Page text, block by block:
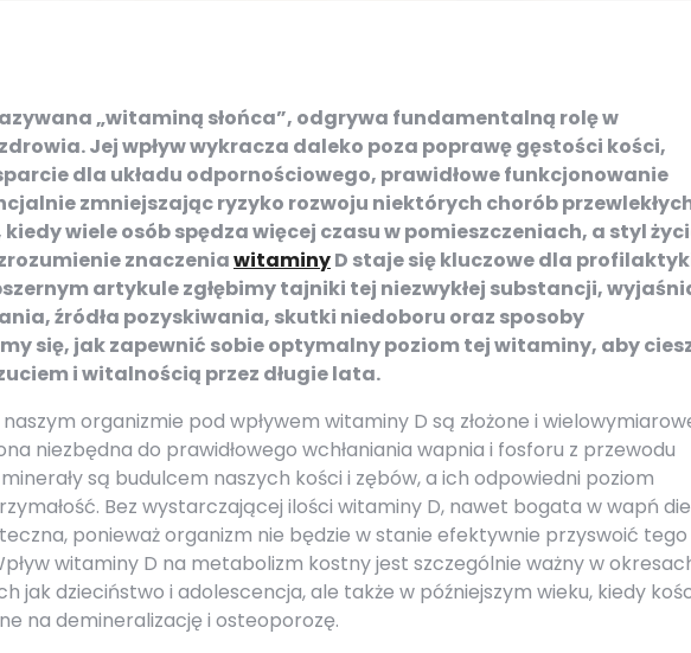
„witaminą słońca”, odgrywa fundamentalną rolę w
Jej wpływ wykracza daleko poza poprawę gęstości kości,
dla układu odpornościowego, prawidłowe funkcjonowanie
zmniejszając ryzyko rozwoju niektórych chorób
wiele osób spędza więcej czasu w pomieszczeniach, a styl
znaczeniawitaminyD staje się kluczowe dla
artykule zgłębimy tajniki tej niezwykłej substancji,
źródła pozyskiwania, skutki niedoboru oraz sposoby
się, jak zapewnić sobie optymalny poziom tej witaminy, aby
i witalnością przez długie lata.
organizmie pod wpływem witaminy D są złożone i
niezbędna do prawidłowego wchłaniania wapnia i fosforu z przewodu
są budulcem naszych kości i zębów, a ich odpowiedni poziom
Bez wystarczającej ilości witaminy D, nawet bogata w wapń
ponieważ organizm nie będzie w stanie efektywnie przyswoić tego
witaminy D na metabolizm kostny jest szczególnie ważny w
jak dzieciństwo i adolescencja, ale także w późniejszym wieku, kiedy
na demineralizację i osteoporozę.